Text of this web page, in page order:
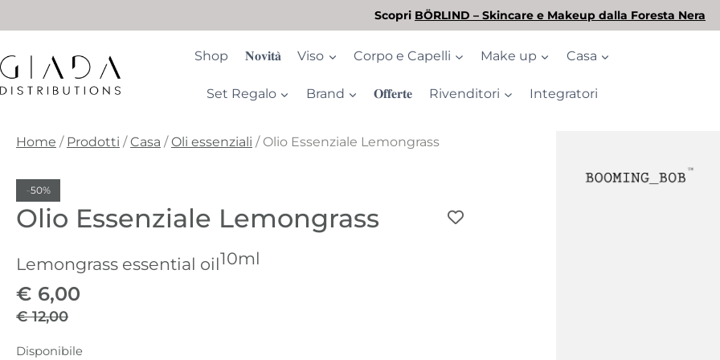
al
contenuto
L'estate è arrivata! Scopri la nostra selezione di solari
Shop 𝐍𝐨𝐯𝐢𝐭𝐚̀ Viso Corpo e Capelli Make up Casa
Set Regalo Brand 𝐎𝐟𝐟𝐞𝐫𝐭𝐞 Rivenditori Integratori
Home / Prodotti /Casa /Oli essenziali / Olio Essenziale Lemongrass
-50%
Olio Essenziale Lemongrass
Lemongrass essential oil10ml
€12,00
€ 6,00
Disponibile